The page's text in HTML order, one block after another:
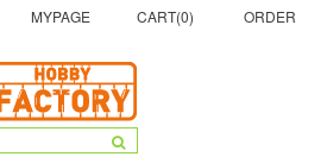
MYPAGE CART(0) ORDER